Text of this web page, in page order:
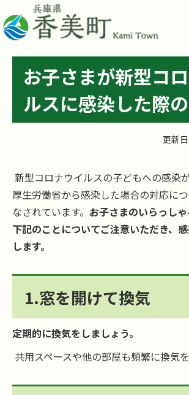
お子さまが新型コ
ルスに感染した際
更新
新型コロナウイルスの子どもへの感染
厚生労働省から感染した場合の対応に
なされています。 お子さまのいらっし
下記のことについてご注意いただき、
します。
1.窓を開けて換気
定期的に換気をしましょう。
共用スペースや他の部屋も頻繁に換気